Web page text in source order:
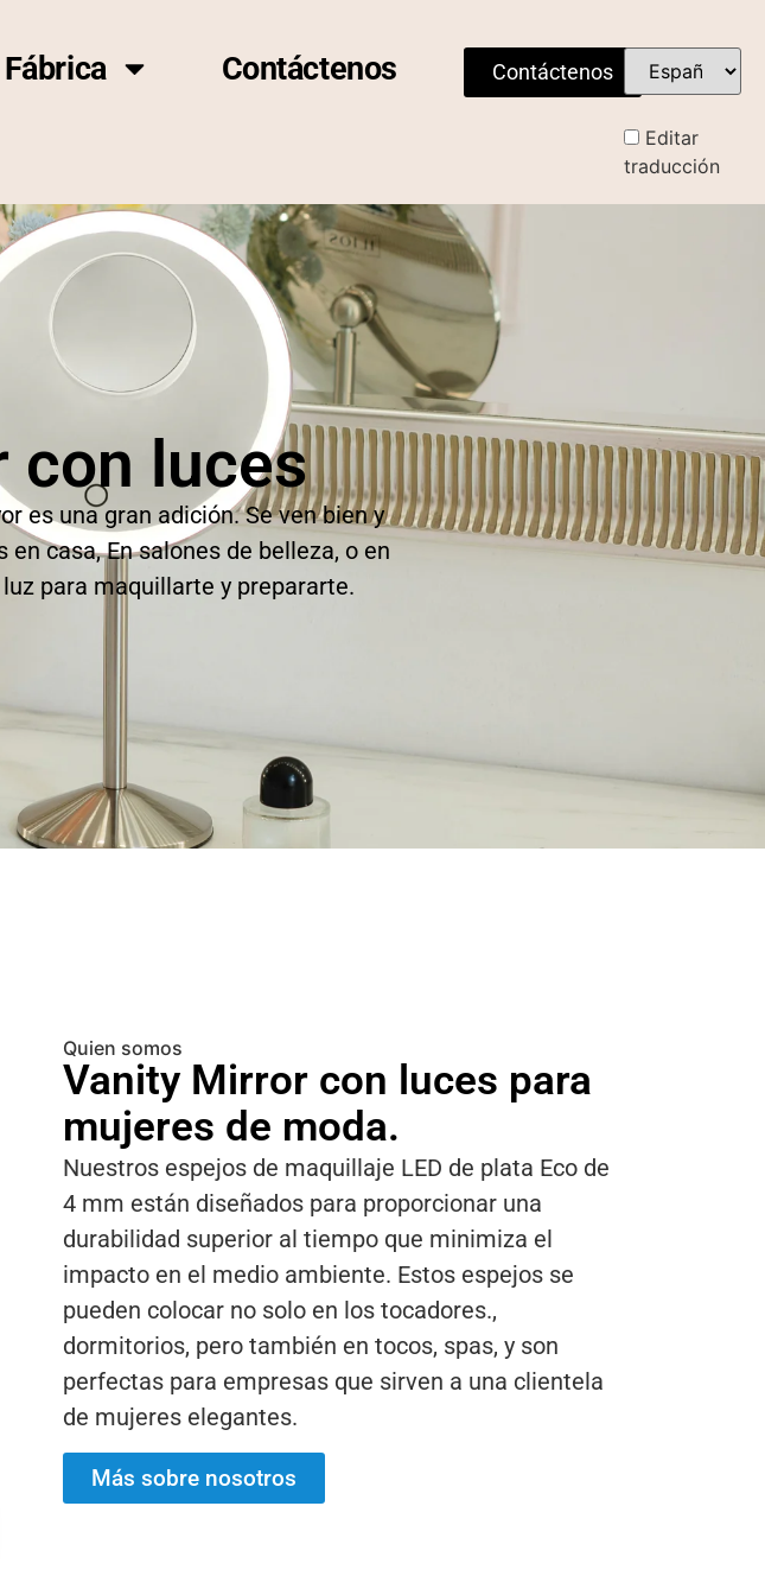
Contáctenos Contáctenos
Editar
traducción
con luces
es una gran adición. Se ven bien y
casa, En salones de belleza, o en
para maquillarte y prepararte.
Quien somos
Vanity Mirror con luces para
mujeres de moda.
Nuestros espejos de maquillaje LED de plata Eco de
4 mm están diseñados para proporcionar una
durabilidad superior al tiempo que minimiza el
impacto en el medio ambiente. Estos espejos se
pueden colocar no solo en los tocadores.,
dormitorios, pero también en tocos, spas, y son
perfectas para empresas que sirven a una clientela
de mujeres elegantes.
Más sobre nosotros